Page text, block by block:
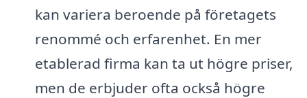
kan variera beroende på företagets
renommé och erfarenhet. En mer
etablerad firma kan ta ut högre priser,
men de erbjuder ofta också högre